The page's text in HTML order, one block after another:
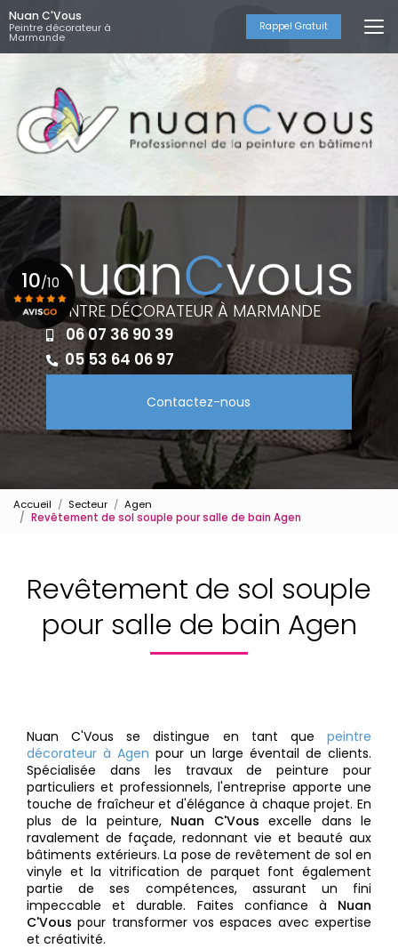
Aller
au
contenu
principal
Nuan C'Vous
Peintre décorateur à
Marmande
Rappel Gratuit
PEINTRE DÉCORATEUR À MARMANDE
06 07 36 90 39
05 53 64 06 97
Contactez-nous
10/10
Voir le certificat
Accueil Secteur
Agen
Revêtement de sol souple pour salle de bain Agen
Revêtement de sol souple
pour salle de bain Agen
Nuan C'Vous se distingue en tant que peintre
décorateur à Agen pour un large éventail de clients.
Spécialisée dans les travaux de peinture pour
particuliers et professionnels, l'entreprise apporte une
touche de fraîcheur et d'élégance à chaque projet. En
plus de la peinture, Nuan C'Vous excelle dans le
ravalement de façade, redonnant vie et beauté aux
bâtiments extérieurs. La pose de revêtement de sol en
vinyle et la vitrification de parquet font également
partie de ses compétences, assurant un fini
impeccable et durable. Faites confiance à Nuan
C'Vous pour transformer vos espaces avec expertise
et créativité.